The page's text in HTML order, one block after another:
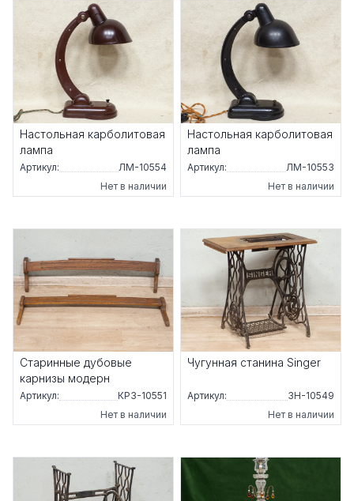
Настольная карболитовая
лампа
Артикул:
ЛМ-10554
Нет в наличии
Настольная карболитовая
лампа
Артикул:
ЛМ-10553
Нет в наличии
Старинные дубовые
карнизы модерн
Артикул:
КРЗ-10551
Нет в наличии
Чугунная станина Singer
Артикул:
ЗН-10549
Нет в наличии